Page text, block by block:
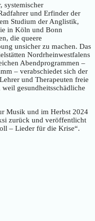
systemischer
und Erfinder der
Studium der Anglistik,
in Köln und Bonn
die queere
unsicher zu machen. Das
Nordrheinwestfalens
Abendprogrammen –
– verabschiedet sich der
und Therapeuten freie
gesundheitsschädliche
Musik und im Herbst 2024
zurück und veröffentlicht
– Lieder für die Krise“.